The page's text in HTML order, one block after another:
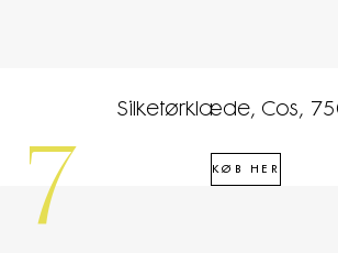
Silketørklæde, Cos,
KØB HER
7